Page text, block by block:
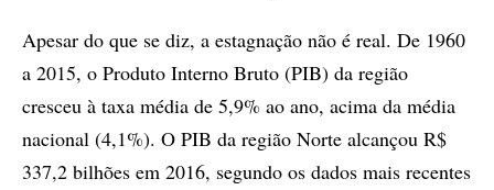
Apesar do que se diz, a estagnação não é real. De 1960
a 2015, o Produto Interno Bruto (PIB) da região
cresceu à taxa média de 5,9% ao ano, acima da média
nacional (4,1%). O PIB da região Norte alcançou R$
337,2 bilhões em 2016, segundo os dados mais recentes